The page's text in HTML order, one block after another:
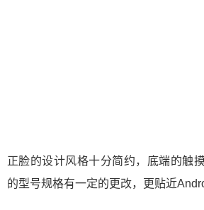
正脸的设计风格十分简约，底端的触
的型号规格有一定的更改，更贴近